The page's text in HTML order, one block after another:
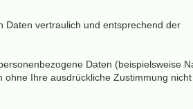
Daten vertraulich und entsprechend der
Daten (beispielsweise
Ihre ausdrückliche Zustimmung